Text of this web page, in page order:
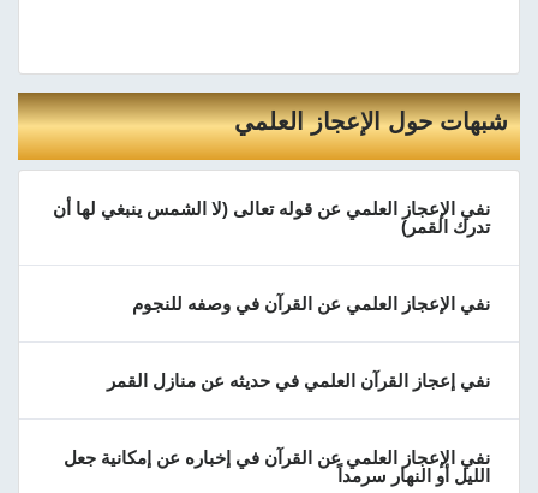
شبهات حول الإعجاز العلمي
نفي الإعجاز العلمي عن قوله تعالى (لا الشمس ينبغي لها أن
تدرك القمر)
نفي الإعجاز العلمي عن القرآن في وصفه للنجوم
نفي إعجاز القرآن العلمي في حديثه عن منازل القمر
نفي الإعجاز العلمي عن القرآن في إخباره عن إمكانية جعل
الليل أو النهار سرمداً